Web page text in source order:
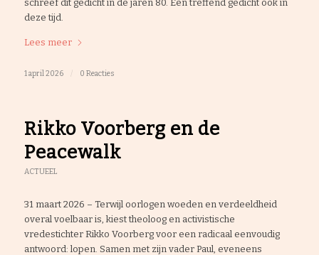
schreef dit gedicht in de jaren 80. Een treffend gedicht ook in
deze tijd.
Lees meer
1 april 2026 0 Reacties
Rikko Voorberg en de
Peacewalk
ACTUEEL
31 maart 2026 – Terwijl oorlogen woeden en verdeeldheid
overal voelbaar is, kiest theoloog en activistische
vredestichter Rikko Voorberg voor een radicaal eenvoudig
antwoord: lopen. Samen met zijn vader Paul, eveneens